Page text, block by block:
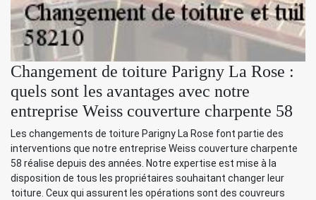
Changement de toiture Parigny La Rose :
quels sont les avantages avec notre
entreprise Weiss couverture charpente 58
Les changements de toiture Parigny La Rose font partie des
interventions que notre entreprise Weiss couverture charpente
58 réalise depuis des années. Notre expertise est mise à la
disposition de tous les propriétaires souhaitant changer leur
toiture. Ceux qui assurent les opérations sont des couvreurs